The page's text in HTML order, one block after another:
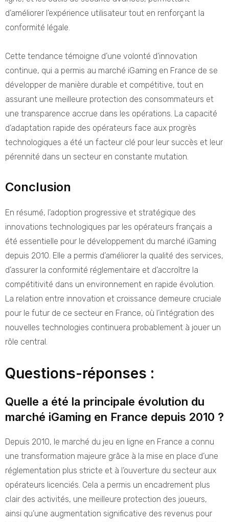
d’améliorer l’expérience utilisateur tout en renforçant la
conformité légale.
Cette tendance témoigne d’une volonté d’innovation
continue, qui a permis au marché iGaming en France de se
développer de manière durable et compétitive, tout en
assurant une meilleure protection des consommateurs et
une transparence accrue dans les opérations. La capacité
d’adaptation rapide des opérateurs face aux progrès
technologiques a été un facteur clé pour leur succès et leur
pérennité dans un secteur en constante mutation.
Conclusion
En résumé, l’adoption progressive et stratégique des
innovations technologiques par les opérateurs français a
été essentielle pour le développement du marché iGaming
depuis 2010. Elle a permis d’améliorer la qualité des services,
d’assurer la conformité réglementaire et d’accroître la
compétitivité dans un environnement en rapide évolution.
La relation entre innovation et croissance demeure cruciale
pour le futur de ce secteur en France, où l’intégration des
nouvelles technologies continuera probablement à jouer un
rôle central.
Questions-réponses :
Quelle a été la principale évolution du
marché iGaming en France depuis 2010 ?
Depuis 2010, le marché du jeu en ligne en France a connu
une transformation majeure grâce à la mise en place d’une
réglementation plus stricte et à l’ouverture du secteur aux
opérateurs licenciés. Cela a permis un encadrement plus
clair des activités, une meilleure protection des joueurs,
ainsi qu’une augmentation significative des revenus pour